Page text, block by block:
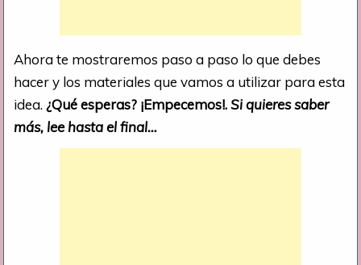
Ahora te mostraremos paso a paso lo que debes
hacer y los materiales que vamos a utilizar para esta
idea. ¿Qué esperas? ¡Empecemos!.Si quieres saber
más, lee hasta el final…